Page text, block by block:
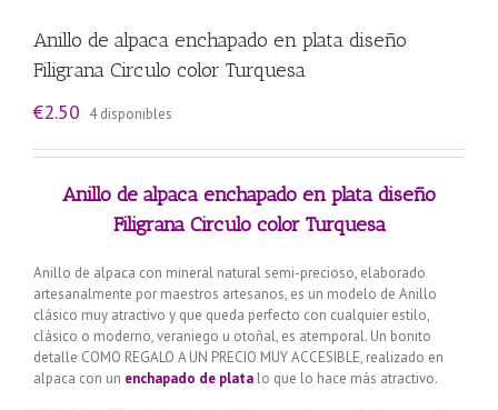
Anillo de alpaca enchapado en plata diseño
Filigrana Circulo color Turquesa
€2.50 4 disponibles
Anillo de alpaca enchapado en plata diseño
Filigrana Circulo color Turquesa
Anillo de alpaca con mineral natural semi-precioso, elaborado
artesanalmente por maestros artesanos, es un modelo de Anillo
clásico muy atractivo y que queda perfecto con cualquier estilo,
clásico o moderno, veraniego u otoñal, es atemporal. Un bonito
detalle COMO REGALO A UN PRECIO MUY ACCESIBLE, realizado en
alpaca con un enchapado de plata lo que lo hace más atractivo.